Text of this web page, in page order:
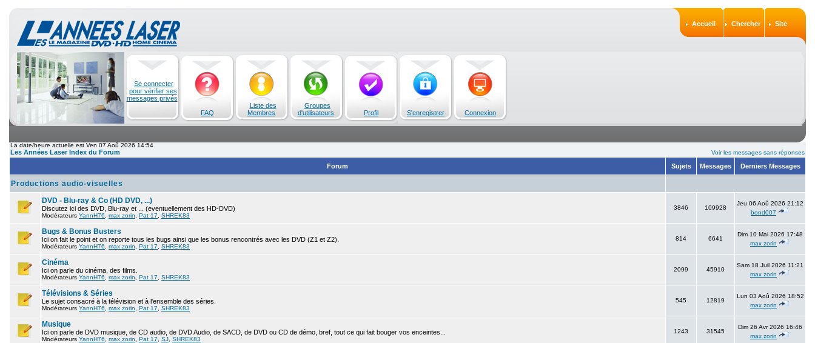
Accueil Chercher Site
Se connecter
pour vérifier ses
messages privés
FAQ
Liste des
Membres
Groupes
d'utilisateurs
Profil S'enregistrer Connexion
La date/heure actuelle est Ven 07 Aoû 2026 14:54
Les Années Laser Index du Forum Voir les messages sans réponses
Forum Sujets Messages Derniers Messages
Productions audio-visuelles
DVD - Blu-ray & Co (HD DVD, ...)
Discutez ici des DVD, Blu-ray et ... (eventuellement des HD-DVD)
Modérateurs YannH76 max zorin Pat 17 SHREK83
3846 109928
Jeu 06 Aoû 2026 21:12
bond007
Bugs & Bonus Busters
Ici on fait le point et on reporte tous les bugs ainsi que les bonus rencontrés avec les DVD (Z1 et Z2).
Modérateurs YannH76 max zorin Pat 17 SHREK83
814 6641
Dim 10 Mai 2026 17:48
max zorin
Cinéma
Ici on parle du cinéma, des films.
Modérateurs YannH76 max zorin Pat 17 SHREK83
2099 45910
Sam 18 Juil 2026 11:21
max zorin
Télévisions & Séries
Le sujet consacré à la télévision et à l'ensemble des séries.
Modérateurs YannH76 max zorin Pat 17 SHREK83
545 12819
Lun 03 Aoû 2026 18:52
max zorin
Musique
Ici on parle de DVD musique, de CD audio, de DVD Audio, de SACD, de DVD ou CD de démo, bref, tout ce qui fait bouger vos enceintes...
Modérateurs YannH76 max zorin Pat 17 SJ SHREK83
1243 31545
Dim 26 Avr 2026 16:46
max zorin